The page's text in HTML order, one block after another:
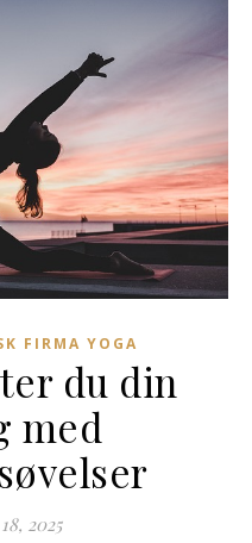
FIRMA YOGA
du din
med
2025